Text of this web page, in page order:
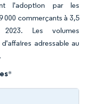
l'adoption par les
000 commerçants à 3,5
Les volumes
adressable au
*